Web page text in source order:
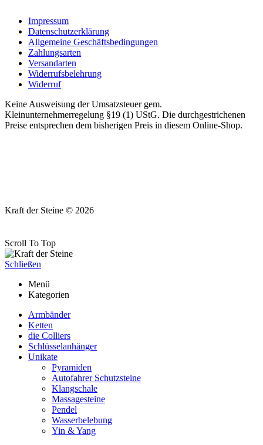
Impressum
Datenschutzerklärung
Allgemeine Geschäftsbedingungen
Zahlungsarten
Versandarten
Widerrufsbelehrung
Widerruf
Keine Ausweisung der Umsatzsteuer gem.
Kleinunternehmerregelung §19 (1) UStG. Die durchgestrichenen
Preise entsprechen dem bisherigen Preis in diesem Online-Shop.
Kraft der Steine © 2026
Scroll To Top
Schließen
Menü
Kategorien
Armbänder
Ketten
die Colliers
Schlüsselanhänger
Unikate
Pyramiden
Autofahrer Schutzsteine
Klangschale
Massagesteine
Pendel
Wasserbelebung
Yin & Yang